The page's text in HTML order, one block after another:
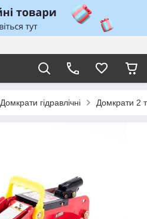
Домкрати гідравлічні Домкрати 2